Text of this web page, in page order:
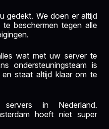
gedekt. We doen er altijd
beschermen tegen alle
wat met uw server te
ondersteuningsteam is
en staat altijd klaar om te
servers in Nederland.
hoeft niet super